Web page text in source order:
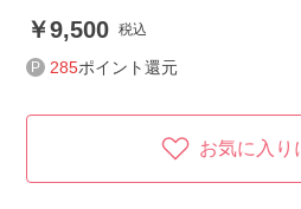
9,500 税込
285ポイント還元
お気に入り